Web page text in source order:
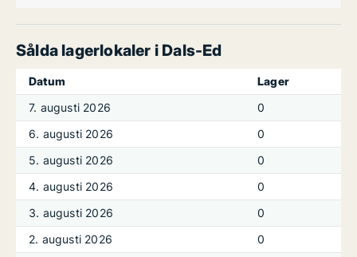
Sålda lagerlokaler i Dals-Ed
Datum
Lager
7. augusti 2026
0
6. augusti 2026
0
5. augusti 2026
0
4. augusti 2026
0
3. augusti 2026
0
2. augusti 2026
0